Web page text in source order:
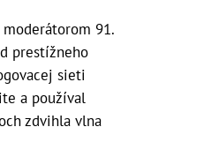
moderátorom 91.
prestížneho
sieti
a používal
zdvihla vlna